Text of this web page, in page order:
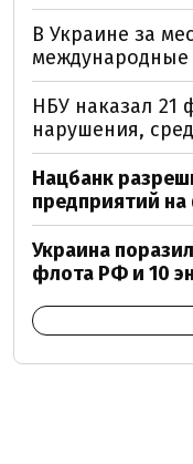
В Украине за
НБУ наказал 21
нарушения,
Нацбанк
предприятий
Украина
флота РФ и 10